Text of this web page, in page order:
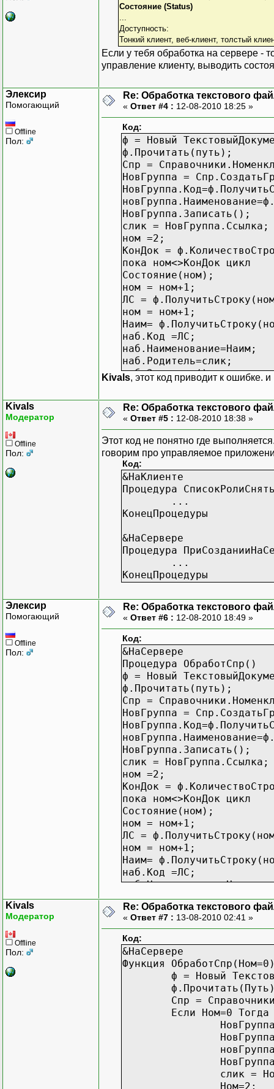
Состояние (Status)
Доступность:
Тонкий клиент, веб-клиент, толстый
Если у тебя обработка на сервере -
управление клиенту, выводить
Элексир
Помогающий
Offline
Пол:
Re: Обработка текстового
« Ответ #4 : 12-08-2010 18:25 »
Код:
ф = Новый
ф.Прочитать(путь);
Спр =
НовГруппа =
НовГруппа.Записать();
слик = НовГруппа.Ссылка;
ном =2;
КонДок =
пока ном<>КонДок цикл
Состояние(ном);
ном = ном+1;
ЛС =
ном = ном+1;
Наим=
наб.Код =ЛС;
наб.Наименование=Наим;
наб.Родитель=слик;
наб.Записать();
КонецЦикла;
Kivals, этот код приводит к ошибке.
Kivals
Модератор
Offline
Пол:
Re: Обработка текстового
« Ответ #5 : 12-08-2010 18:38 »
Этот код не понятно где
говорим про управляемое
Код:
&НаКлиенте
Процедура
...
КонецПроцедуры
&НаСервере
Процедура
...
КонецПроцедуры
Элексир
Помогающий
Offline
Пол:
Re: Обработка текстового
« Ответ #6 : 12-08-2010 18:49 »
Код:
&НаСервере
Процедура ОбработСпр()
ф = Новый
ф.Прочитать(путь);
Спр =
НовГруппа =
НовГруппа.Записать();
слик = НовГруппа.Ссылка;
ном =2;
КонДок =
пока ном<>КонДок цикл
Состояние(ном);
ном = ном+1;
ЛС =
ном = ном+1;
Наим=
наб.Код =ЛС;
наб.Наименование=Наим;
наб.Родитель=слик;
наб.Записать();
КонецЦикла;
КонецПроцедуры
&НаКлиенте
Процедура
ОбработСпр();
КонецПроцедуры
Kivals
Модератор
Offline
Пол:
Re: Обработка текстового
« Ответ #7 : 13-08-2010 02:41 »
Код:
&НаСервере
Функция
ф = Новый
Спр =
Если Ном=0 Тогда
слик =
Ном=2;